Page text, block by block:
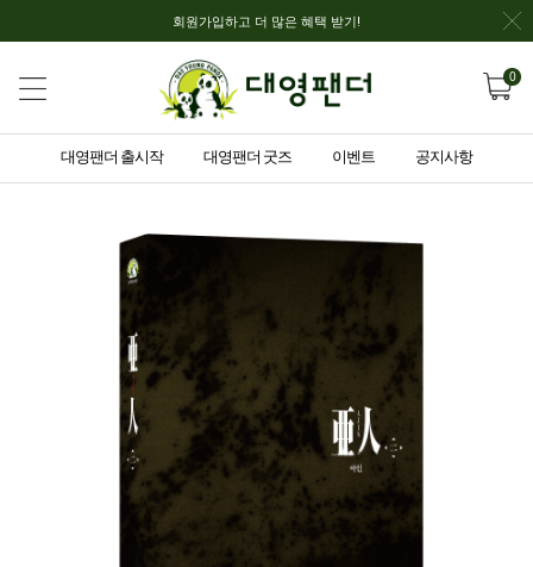
회원가입하고 더 많은 혜택 받기!
0
대영팬더 출시작 대영팬더 굿즈 이벤트 공지사항